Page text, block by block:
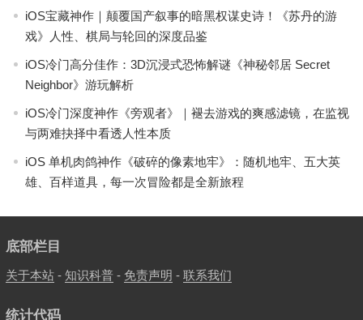
iOS宝藏神作｜颠覆国产叙事的暗黑权谋史诗！《苏丹的游
戏》人性、棋局与轮回的深度品鉴
iOS冷门高分佳作：3D沉浸式恐怖解谜《神秘邻居 Secret
Neighbor》游玩解析
iOS冷门深度神作《旁观者》｜褪去游戏的爽感滤镜，在监视
与两难抉择中看透人性本质
iOS 单机肉鸽神作《破碎的像素地牢》：随机地牢、五大英
雄、百样道具，每一次冒险都是全新旅程
底部栏目
关于本站- 知识科普- 免责声明 - 联系我们
统计代码